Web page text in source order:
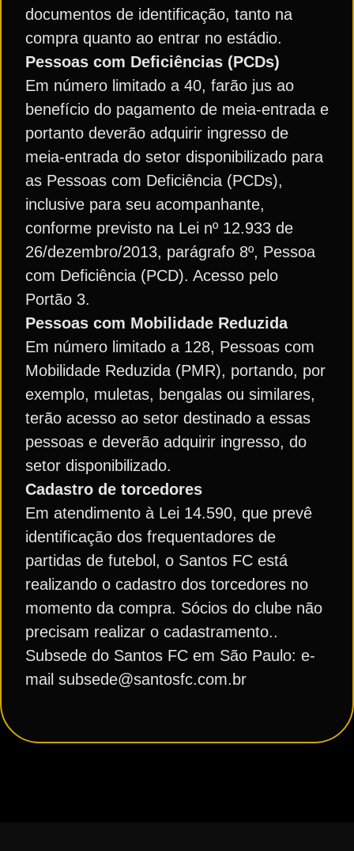
documentos de identificação, tanto na
compra quanto ao entrar no estádio.
Pessoas com Deficiências (PCDs)
Em número limitado a 40, farão jus ao
benefício do pagamento de meia-entrada e
portanto deverão adquirir ingresso de
meia-entrada do setor disponibilizado para
as Pessoas com Deficiência (PCDs),
inclusive para seu acompanhante,
conforme previsto na Lei nº 12.933 de
26/dezembro/2013, parágrafo 8º, Pessoa
com Deficiência (PCD). Acesso pelo
Portão 3.
Pessoas com Mobilidade Reduzida
Em número limitado a 128, Pessoas com
Mobilidade Reduzida (PMR), portando, por
exemplo, muletas, bengalas ou similares,
terão acesso ao setor destinado a essas
pessoas e deverão adquirir ingresso, do
setor disponibilizado.
Cadastro de torcedores
Em atendimento à Lei 14.590, que prevê
identificação dos frequentadores de
partidas de futebol, o Santos FC está
realizando o cadastro dos torcedores no
momento da compra. Sócios do clube não
precisam realizar o cadastramento..
Subsede do Santos FC em São Paulo: e-
mail subsede@santosfc.com.br